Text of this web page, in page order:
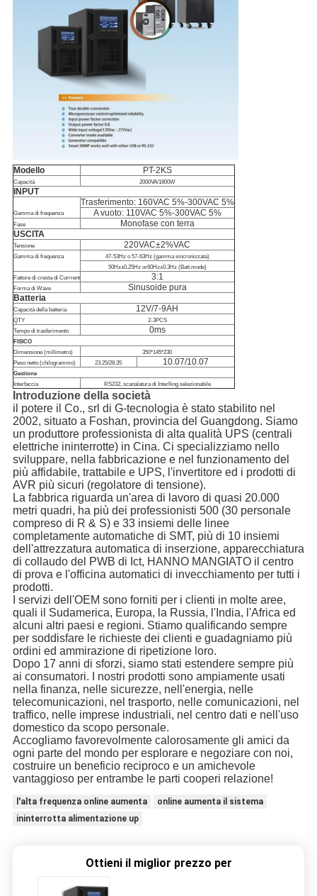
Modello PT-2KS
Capacità 2000VA/1800W
INPUT
Gamma di frequenza
Trasferimento: 160VAC 5%-300VAC 5%
A vuoto: 110VAC 5%-300VAC 5%
Fase
Monofase con terra
USCITA
Tensione 220VAC±2%VAC
Gamma di frequenza
47-53Hz o 57-63Hz (gamma sincronizzata)
50Hz±0.25Hz or60Hz±0.3Hz (Batt.mode)
Fattore di cresta di Currrent
3:1
Forma di Wave
Sinusoide pura
Batteria
Capacità della batteria 12V/7-9AH
QTY
2-3PCS
Tempo di trasferimento
0ms
FISICO
Dimensione (millimetro)
350*145*230
Peso netto (chilogrammo)
23.25/28.35 10.07/10.07
Gestione
Interfaccia
RS232, scanalatura di Interlling selezionabile
Introduzione della società
il potere il Co., srl di G-tecnologia è stato stabilito nel
2002, situato a Foshan, provincia del Guangdong. Siamo
un produttore professionista di alta qualità UPS (centrali
elettriche ininterrotte) in Cina. Ci specializziamo nello
sviluppare, nella fabbricazione e nel funzionamento del
più affidabile, trattabile e UPS, l'invertitore ed i prodotti di
AVR più sicuri (regolatore di tensione).
La fabbrica riguarda un'area di lavoro di quasi 20.000
metri quadri, ha più dei professionisti 500 (30 personale
compreso di R & S) e 33 insiemi delle linee
completamente automatiche di SMT, più di 10 insiemi
dell'attrezzatura automatica di inserzione, apparecchiatura
di collaudo del PWB di Ict, HANNO MANGIATO il centro
di prova e l'officina automatici di invecchiamento per tutti i
prodotti.
I servizi dell'OEM sono forniti per i clienti in molte aree,
quali il Sudamerica, Europa, la Russia, l'India, l'Africa ed
alcuni altri paesi e regioni. Stiamo qualificando sempre
per soddisfare le richieste dei clienti e guadagniamo più
ordini ed ammirazione di ripetizione loro.
Dopo 17 anni di sforzi, siamo stati estendere sempre più
ai consumatori. I nostri prodotti sono ampiamente usati
nella finanza, nelle sicurezze, nell'energia, nelle
telecomunicazioni, nel trasporto, nelle comunicazioni, nel
traffico, nelle imprese industriali, nel centro dati e nell'uso
domestico da scopo personale.
Accogliamo favorevolmente calorosamente gli amici da
ogni parte del mondo per esplorare e negoziare con noi,
costruire un beneficio reciproco e un amichevole
vantaggioso per entrambe le parti cooperi relazione!
l'alta frequenza online aumenta
online aumenta il sistema
ininterrotta alimentazione up
Ottieni il miglior prezzo per